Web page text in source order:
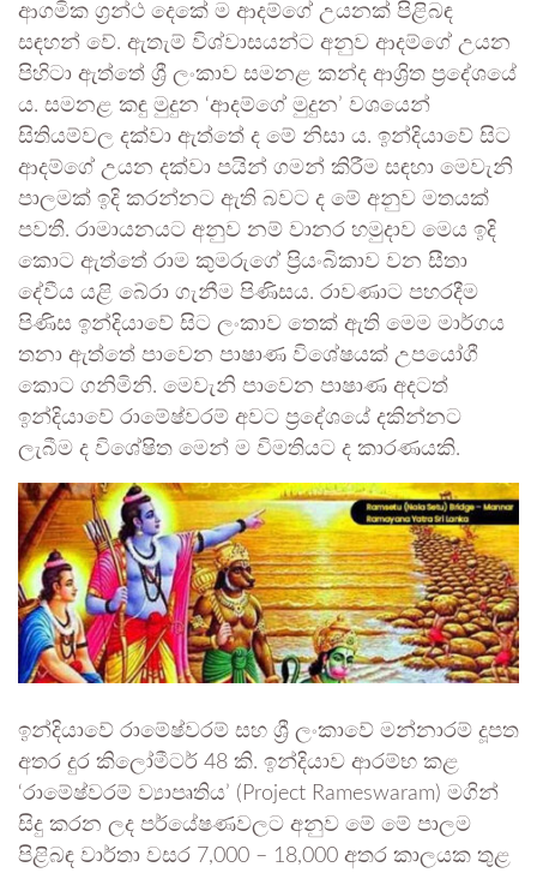
ආගමික ග්‍රන්ථ දෙකේ ම ආදම්ගේ උයනක් පිළිබඳ
සඳහන් වේ. ඇතැම් විශ්වාසයන්ට අනුව ආදම්ගේ උයන
පිහිටා ඇත්තේ ශ්‍රී ලංකාව සමනළ කන්ද ආශ්‍රිත ප්‍රදේශයේ
ය. සමනළ කඳු මුදුන ‘ආදම්ගේ මුදුන’ වශයෙන්
සිතියම්වල දක්වා ඇත්තේ ද මේ නිසා ය. ඉන්දියාවේ සිට
ආදම්ගේ උයන දක්වා පයින් ගමන් කිරීම සඳහා මෙවැනි
පාලමක් ඉදි කරන්නට ඇති බවට ද මේ අනුව මතයක්
පවතී. රාමායනයට අනුව නම් වානර හමුදාව මෙය ඉදි
කොට ඇත්තේ රාම කුමරුගේ ප්‍රියංබිකාව වන සීතා
දේවීය යළි බේරා ගැනීම පිණිසය. රාවණාට පහරදීම
පිණිස ඉන්දියාවේ සිට ලංකාව තෙක් ඇති මෙම මාර්ගය
තනා ඇත්තේ පාවෙන පාෂාණ විශේෂයක් උපයෝගී
කොට ගනිමිනි. මෙවැනි පාවෙන පාෂාණ අදටත්
ඉන්දියාවේ රාමේෂ්වරම් අවට ප්‍රදේශයේ දකින්නට
ලැබීම ද විශේෂිත මෙන් ම විමතියට ද කාරණයකි.
ඉන්දියාවේ රාමේෂ්වරම් සහ ශ්‍රී ලංකාවේ මන්නාරම් දූපත
අතර දුර කිලෝමීටර් 48 කි. ඉන්දියාව ආරම්භ කළ
‘රාමේෂ්වරම් ව්‍යාපෘතිය’ (Project Rameswaram) මගින්
සිදු කරන ලද පර්යේෂණවලට අනුව මේ මේ පාලම
පිළිබඳ වාර්තා වසර 7,000 – 18,000 අතර කාලයක තුළ